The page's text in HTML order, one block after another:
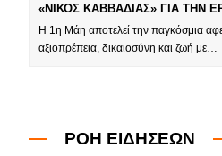
«ΝΙΚΟΣ ΚΑΒΒΑΔΙΑΣ» ΓΙΑ ΤΗΝ
Η 1η Μάη αποτελεί την παγκόσμια
αξιοπρέπεια, δικαιοσύνη και ζωή με…
ΡΟΗ ΕΙΔΗΣΕΩΝ